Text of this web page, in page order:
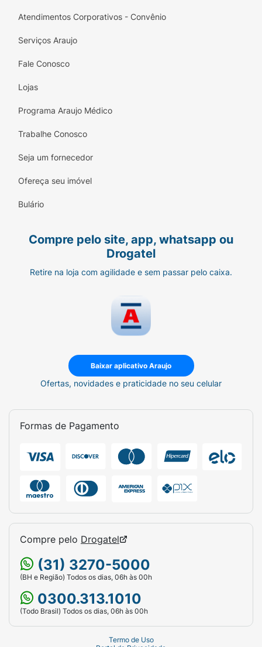
Atendimentos Corporativos - Convênio
Serviços Araujo
Fale Conosco
Lojas
Programa Araujo Médico
Trabalhe Conosco
Seja um fornecedor
Ofereça seu imóvel
Bulário
Compre pelo site, app, whatsapp ou
Drogatel
Retire na loja com agilidade e sem passar pelo caixa.
Baixar aplicativo Araujo
Ofertas, novidades e praticidade no seu celular
Formas de Pagamento
Compre pelo Drogatel
(31) 3270-5000
(BH e Região) Todos os dias, 06h às 00h
0300.313.1010
(Todo Brasil) Todos os dias, 06h às 00h
Termo de Uso